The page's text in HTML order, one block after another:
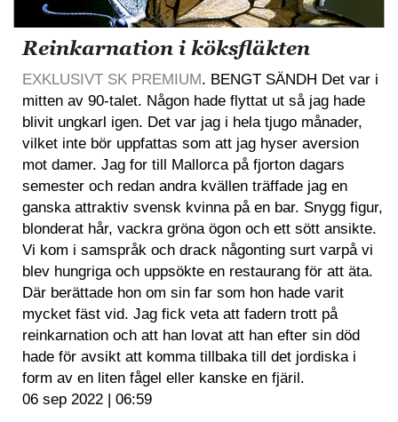
Reinkarnation i köksfläkten
EXKLUSIVT SK PREMIUM. BENGT SÄNDH Det var i
mitten av 90-talet. Någon hade flyttat ut så jag hade
blivit ungkarl igen. Det var jag i hela tjugo månader,
vilket inte bör uppfattas som att jag hyser aversion
mot damer. Jag for till Mallorca på fjorton dagars
semester och redan andra kvällen träffade jag en
ganska attraktiv svensk kvinna på en bar. Snygg figur,
blonderat hår, vackra gröna ögon och ett sött ansikte.
Vi kom i samspråk och drack någonting surt varpå vi
blev hungriga och uppsökte en restaurang för att äta.
Där berättade hon om sin far som hon hade varit
mycket fäst vid. Jag fick veta att fadern trott på
reinkarnation och att han lovat att han efter sin död
hade för avsikt att komma tillbaka till det jordiska i
form av en liten fågel eller kanske en fjäril.
06 sep 2022 | 06:59